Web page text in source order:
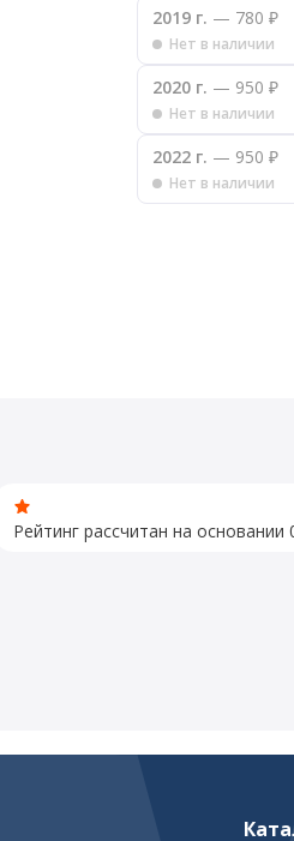
2019 г. — 780 ₽
Нет в наличии
2020 г. — 950 ₽
Нет в наличии
2022 г. — 950 ₽
Нет в наличии
Рейтинг рассчитан на основании